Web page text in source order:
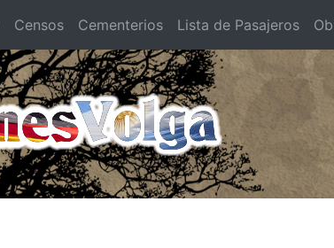
Censos Cementerios Lista de Pasajeros